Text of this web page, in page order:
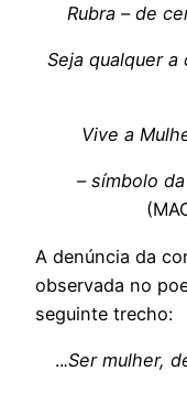
Rubra – de
Seja qualquer
Vive a
– símbolo
A denúncia da
observada no
seguinte trecho:
...Ser mulher,